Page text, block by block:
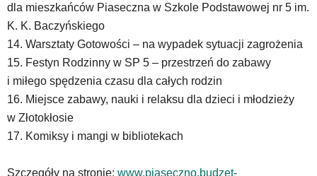
dedykowane
skróty
klawiaturowe
dla
danej
platformy.
dla mieszkańców Piaseczna w Szkole Podstawowej nr 5 im.
K. K. Baczyńskiego
14. Warsztaty Gotowości – na wypadek sytuacji zagrożenia
15. Festyn Rodzinny w SP 5 – przestrzeń do zabawy
i miłego spędzenia czasu dla całych rodzin
16. Miejsce zabawy, nauki i relaksu dla dzieci i młodzieży
w Złotokłosie
17. Komiksy i mangi w bibliotekach
Szczegóły na stronie: www.piaseczno.budzet-